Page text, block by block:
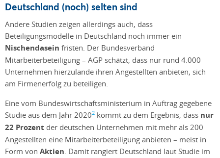
Deutschland (noch) selten sind
Andere Studien zeigen allerdings auch, dass
Beteiligungsmodelle in Deutschland noch immer ein
Nischendasein fristen. Der Bundesverband
Mitarbeiterbeteiligung – AGP schätzt, dass nur rund 4.000
Unternehmen hierzulande ihren Angestellten anbieten, sich
am Firmenerfolg zu beteiligen.
Eine vom Bundeswirtschaftsministerium in Auftrag gegebene
Studie aus dem Jahr 20202 kommt zu dem Ergebnis, dass nur
22 Prozent der deutschen Unternehmen mit mehr als 200
Angestellten eine Mitarbeiterbeteiligung anbieten – meist in
Form von Aktien . Damit rangiert Deutschland laut Studie im